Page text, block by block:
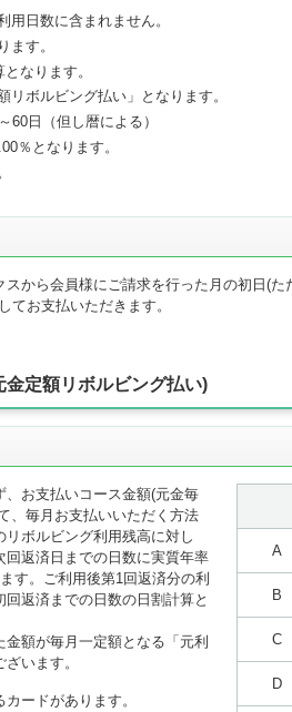
用日数に含まれません。
ます。
なります。
リボルビング払い」となります。
60日（但し暦による）
％となります。
スから会員様にご請求を行った月の初日(
てお支払いただきます。
金定額リボルビング払い)
、お支払いコース金額(元金毎
、毎月お支払いいただく方法
ボルビング利用残高に対し
返済日までの日数に実質年率
す。ご利用後第1回返済分の利
返済までの日数の日割計算と
額が毎月一定額となる「元利
います。
ードがあります。
A
B
C
D